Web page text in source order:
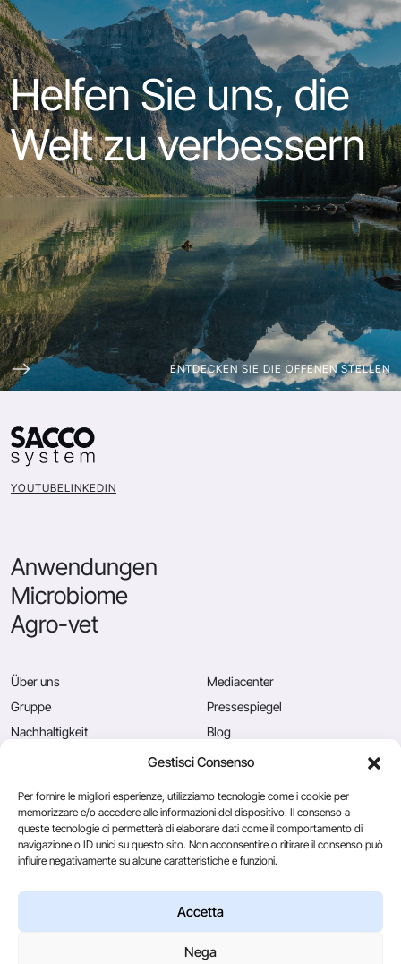
Gestisci Consenso
Per fornire le migliori esperienze, utilizziamo tecnologie come i cookie per
memorizzare e/o accedere alle informazioni del dispositivo. Il consenso a
queste tecnologie ci permetterà di elaborare dati come il comportamento di
navigazione o ID unici su questo sito. Non acconsentire o ritirare il consenso può
influire negativamente su alcune caratteristiche e funzioni.
Accetta
Nega
Helfen Sie uns, die
Welt zu verbessern
ENTDECKEN SIE DIE OFFENEN STELLEN
YOUTUBELINKEDIN
Anwendungen
Microbiome
Agro-vet
Über uns
Gruppe
Nachhaltigkeit
Mediacenter
Pressespiegel
Blog
Offene Stellen
Caglificio Clerici
Ingredients
by Sacco System